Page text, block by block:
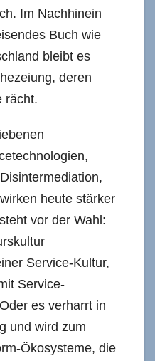
Im Nachhinein
Buch wie
bleibt es
deren
rächt.
heute stärker
vor der Wahl:
Service-Kultur,
Service-
es verharrt in
und wird zum
Ökosysteme, die